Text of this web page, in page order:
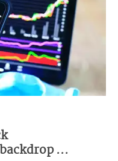
...